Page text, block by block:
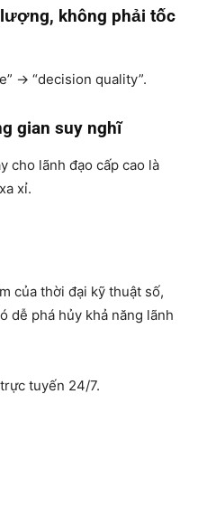
không phải tốc
→ “decision quality”.
gian suy nghĩ
cho lãnh đạo cấp cao là
xỉ.
của thời đại kỹ thuật số,
dễ phá hủy khả năng lãnh
tuyến 24/7.